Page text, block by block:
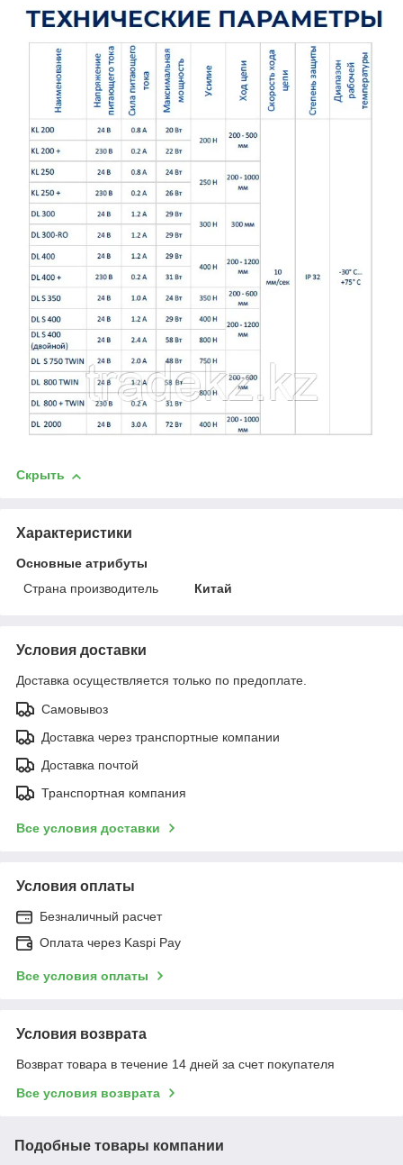
Скрыть
Характеристики
Основные атрибуты
Страна производитель
Китай
Условия доставки
Доставка осуществляется только по предоплате.
Самовывоз
Доставка через транспортные компании
Доставка почтой
Транспортная компания
Все условия доставки
Условия оплаты
Безналичный расчет
Оплата через Kaspi Pay
Все условия оплаты
Условия возврата
Возврат товара в течение 14 дней за счет покупателя
Все условия возврата
Подобные товары компании